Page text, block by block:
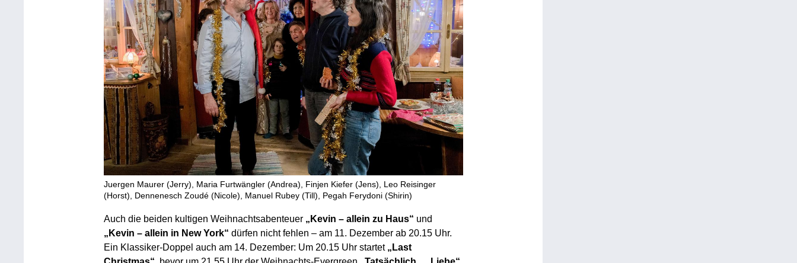
Juergen Maurer (Jerry), Maria Furtwängler (Andrea), Finjen Kiefer (Jens), Leo Reisinger
(Horst), Dennenesch Zoudé (Nicole), Manuel Rubey (Till), Pegah Ferydoni (Shirin)
Auch die beiden kultigen Weihnachtsabenteuer „Kevin – allein zu Haus“ und
„Kevin – allein in New York“ dürfen nicht fehlen – am 11. Dezember ab 20.15 Uhr.
Ein Klassiker-Doppel auch am 14. Dezember: Um 20.15 Uhr startet „Last